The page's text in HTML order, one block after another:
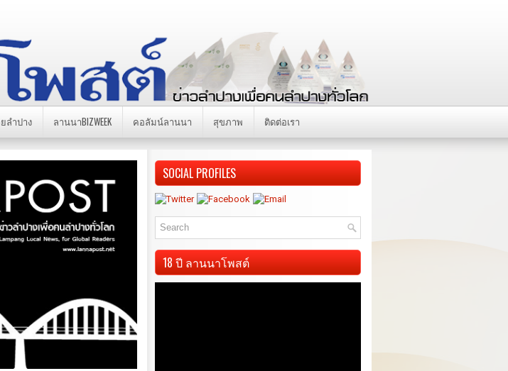
ลำปาง ลานนาBIZWEEK คอลัมน์ลานนา สุขภาพ ติดต่อเรา
SOCIAL PROFILES
18 ปี ลานนาโพสต์